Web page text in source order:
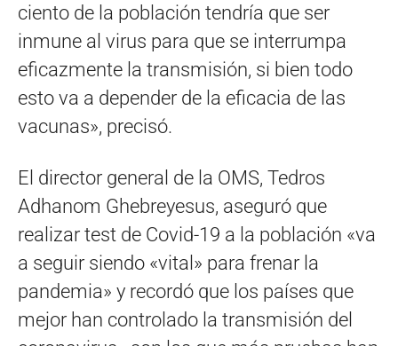
ciento de la población tendría que ser
inmune al virus para que se interrumpa
eficazmente la transmisión, si bien todo
esto va a depender de la eficacia de las
vacunas», precisó.
El director general de la OMS, Tedros
Adhanom Ghebreyesus, aseguró que
realizar test de Covid-19 a la población «va
a seguir siendo «vital» para frenar la
pandemia» y recordó que los países que
mejor han controlado la transmisión del